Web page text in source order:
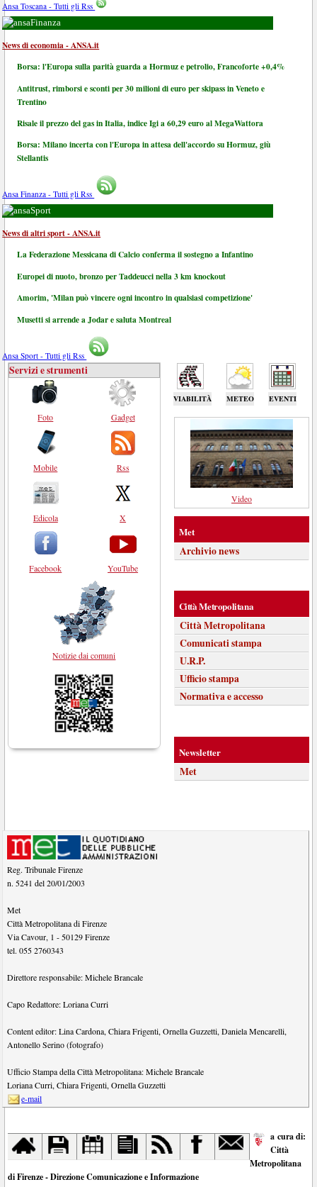
Ansa Toscana - Tutti gli Rss
Finanza
News di economia - ANSA.it
Borsa: l'Europa sulla parità guarda a Hormuz e petrolio, Francoforte +0,4%
Antitrust, rimborsi e sconti per 30 milioni di euro per skipass in Veneto e
Trentino
Risale il prezzo del gas in Italia, indice Igi a 60,29 euro al MegaWattora
Borsa: Milano incerta con l'Europa in attesa dell'accordo su Hormuz, giù
Stellantis
Ansa Finanza - Tutti gli Rss
Sport
News di altri sport - ANSA.it
La Federazione Messicana di Calcio conferma il sostegno a Infantino
Europei di nuoto, bronzo per Taddeucci nella 3 km knockout
Amorim, 'Milan può vincere ogni incontro in qualsiasi competizione'
Musetti si arrende a Jodar e saluta Montreal
Ansa Sport - Tutti gli Rss
VIABILITÀ METEO EVENTI
Servizi e strumenti
Foto
Mobile
Edicola
Facebook
Gadget
Rss
X
YouTube
Notizie dai comuni
Video
Met
Archivio news
Città Metropolitana
Città Metropolitana
Comunicati stampa
U.R.P.
Ufficio stampa
Normativa e accesso
Newsletter
Met
Reg. Tribunale Firenze
n. 5241 del 20/01/2003
Met
Città Metropolitana di Firenze
Via Cavour, 1 - 50129 Firenze
tel.055 2760343
Direttore responsabile:Michele Brancale
Capo Redattore:Loriana Curri
Content editor:Lina Cardona,Chiara Frigenti,Ornella Guzzetti,Daniela Mencarelli,
Antonello Serino (fotografo)
Ufficio Stampa della Città Metropolitana:Michele Brancale
Loriana Curri,Chiara Frigenti,Ornella Guzzetti
e-mail
a cura di:
Città
Metropolitana
di Firenze - Direzione Comunicazione e Informazione